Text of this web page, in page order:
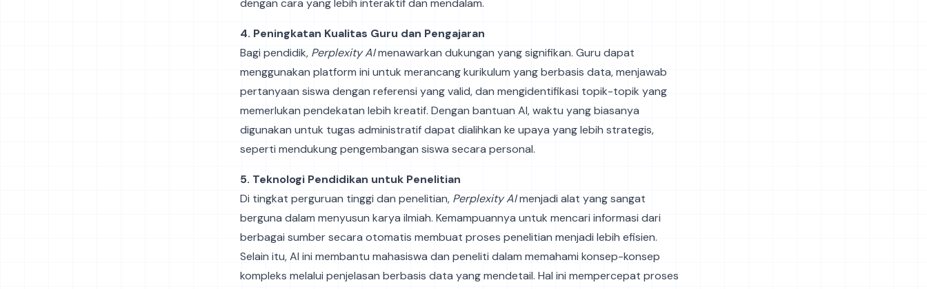
dengan cara yang lebih interaktif dan mendalam.
4. Peningkatan Kualitas Guru dan Pengajaran
Bagi pendidik, Perplexity AImenawarkan dukungan yang signifikan. Guru dapat
menggunakan platform ini untuk merancang kurikulum yang berbasis data, menjawab
pertanyaan siswa dengan referensi yang valid, dan mengidentifikasi topik-topik yang
memerlukan pendekatan lebih kreatif. Dengan bantuan AI, waktu yang biasanya
digunakan untuk tugas administratif dapat dialihkan ke upaya yang lebih strategis,
seperti mendukung pengembangan siswa secara personal.
5. Teknologi Pendidikan untuk Penelitian
Di tingkat perguruan tinggi dan penelitian, Perplexity AImenjadi alat yang sangat
berguna dalam menyusun karya ilmiah. Kemampuannya untuk mencari informasi dari
berbagai sumber secara otomatis membuat proses penelitian menjadi lebih efisien.
Selain itu, AI ini membantu mahasiswa dan peneliti dalam memahami konsep-konsep
kompleks melalui penjelasan berbasis data yang mendetail. Hal ini mempercepat proses